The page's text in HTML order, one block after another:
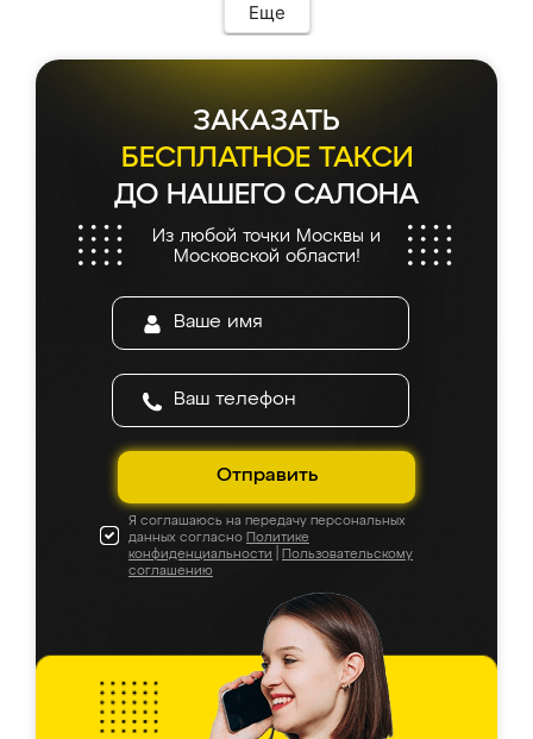
Еще
ЗАКАЗАТЬ
БЕСПЛАТНОЕ ТАКСИ
ДО НАШЕГО САЛОНА
Из любой точки Москвы и
Московской области!
Отправить
Я соглашаюсь на передачу персональных
данных согласно Политике
конфиденциальности
Пользовательскому
соглашению